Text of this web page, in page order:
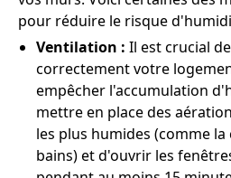
pour réduire le risque
Ventilation : Il est crucial
correctement votre
empêcher l'accumulation
mettre en place des
les plus humides (comme la
bains) et d'ouvrir les